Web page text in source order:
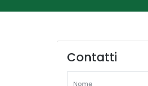
Contatti